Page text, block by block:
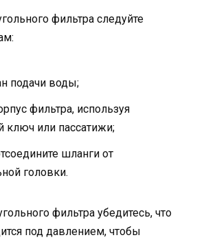
фильтра следуйте
подачи воды;
фильтра, используя
ключ или пассатижи;
шланги от
головки.
фильтра убедитесь, что
под давлением, чтобы